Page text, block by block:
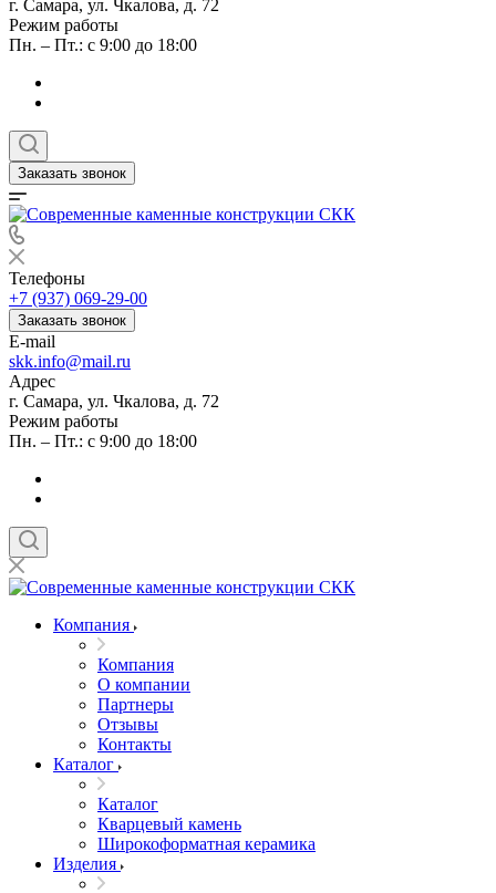
г. Самара, ул. Чкалова, д. 72
Режим работы
Пн. – Пт.: с 9:00 до 18:00
Заказать звонок
Телефоны
+7 (937) 069-29-00
Заказать звонок
E-mail
skk.info@mail.ru
Адрес
г. Самара, ул. Чкалова, д. 72
Режим работы
Пн. – Пт.: с 9:00 до 18:00
Компания
Компания
О компании
Партнеры
Отзывы
Контакты
Каталог
Каталог
Кварцевый камень
Широкоформатная керамика
Изделия